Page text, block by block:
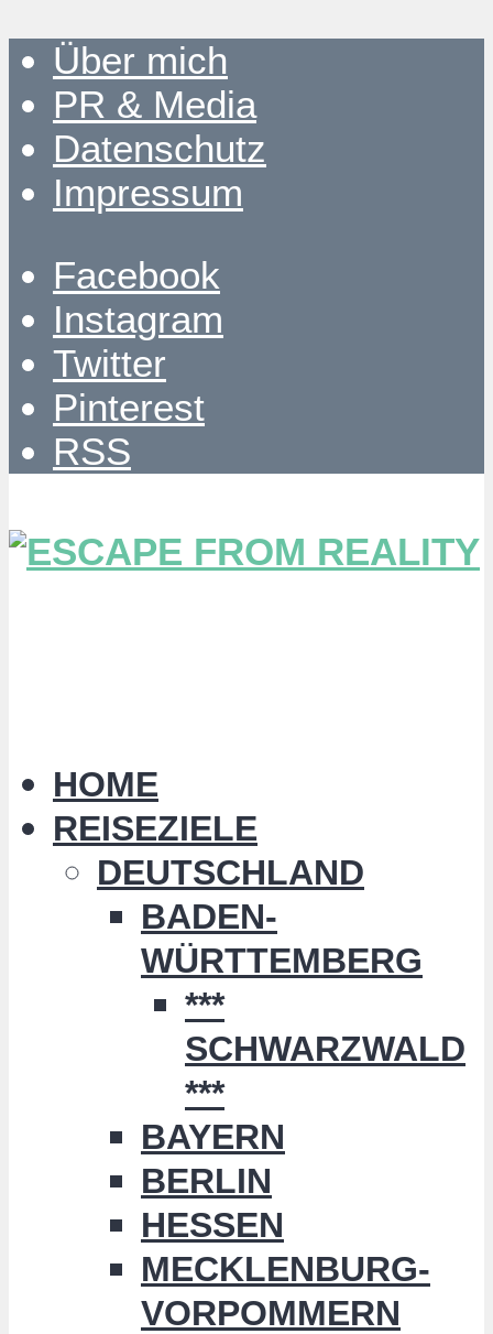
Über mich
PR & Media
Datenschutz
Impressum
Facebook
Instagram
Twitter
Pinterest
RSS
HOME
REISEZIELE
DEUTSCHLAND
BADEN-
WÜRTTEMBERG
***
SCHWARZWALD
***
BAYERN
BERLIN
HESSEN
MECKLENBURG-
VORPOMMERN